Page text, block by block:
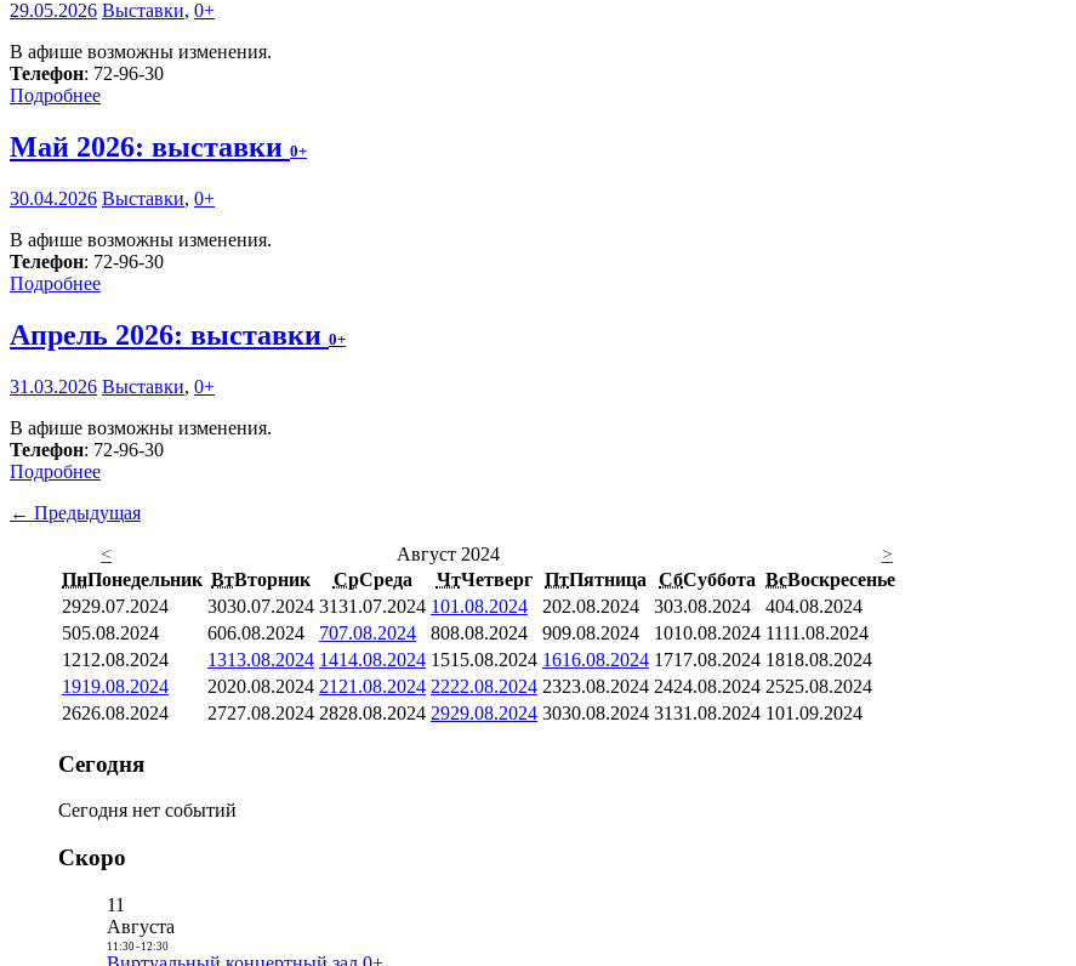
29.05.2026 Выставки, 0+
В афише возможны изменения.
Телефон: 72-96-30
Подробнее
Май 2026: выставки 0+
30.04.2026 Выставки, 0+
В афише возможны изменения.
Телефон: 72-96-30
Подробнее
Апрель 2026: выставки 0+
31.03.2026 Выставки, 0+
В афише возможны изменения.
Телефон: 72-96-30
Подробнее
← Предыдущая
<
Август 2024
>
ПнПонедельник ВтВторник СрСреда ЧтЧетверг ПтПятница СбСуббота ВсВоскресенье
2929.07.2024 3030.07.2024 3131.07.2024 101.08.2024 202.08.2024 303.08.2024 404.08.2024
505.08.2024 606.08.2024 707.08.2024 808.08.2024 909.08.2024 1010.08.2024 1111.08.2024
1212.08.2024 1313.08.2024 1414.08.2024 1515.08.2024 1616.08.2024 1717.08.2024 1818.08.2024
1919.08.2024 2020.08.2024 21 21.08.2024 2222.08.2024 2323.08.2024 2424.08.2024 2525.08.2024
2626.08.2024 2727.08.2024 2828.08.2024 2929.08.2024 3030.08.2024 3131.08.2024 101.09.2024
Сегодня
Сегодня нет событий
Скоро
11
Августа
11:30- 12:30